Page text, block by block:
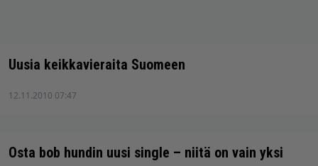
Uusia keikkavieraita Suomeen
12.11.2010 07:47
Osta bob hundin uusi single – niitä on vain yksi